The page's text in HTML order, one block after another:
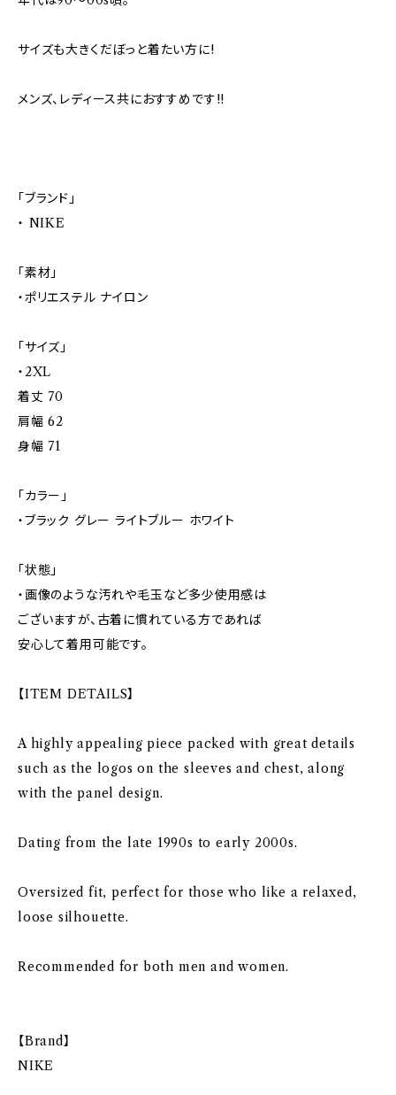
サイズも大きくだぼっと着たい方に!
メンズ、レディース共におすすめです!!
「ブランド」
・ NIKE
「素材」
・ポリエステル ナイロン
「サイズ」
・2XL
着丈 70
肩幅 62
身幅 71
「カラー」
・ブラック グレー ライトブルー ホワイト
「状態」
・画像のような汚れや毛玉など多少使用感は
ございますが、古着に慣れている方であれば
安心して着用可能です。
【ITEM DETAILS】
A highly appealing piece packed with great details
such as the logos on the sleeves and chest, along
with the panel design.
Dating from the late 1990s to early 2000s.
Oversized fit, perfect for those who like a relaxed,
loose silhouette.
Recommended for both men and women.
【Brand】
NIKE